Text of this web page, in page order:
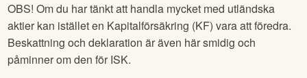
OBS! Om du har tänkt att handla mycket med utländska
aktier kan istället en Kapitalförsäkring (KF) vara att föredra.
Beskattning och deklaration är även här smidig och
påminner om den för ISK.